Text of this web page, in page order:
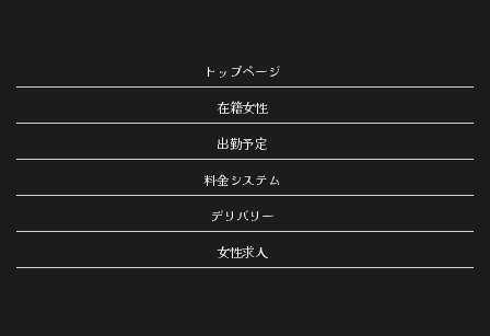
トップページ
在籍女性
出勤予定
料金システム
デリバリー
女性求人